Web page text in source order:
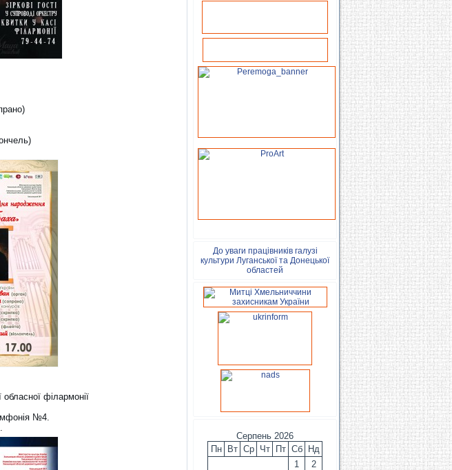
філармонії
№4.
До уваги працівників галузі
культури Луганської та Донецької
областей
Серпень 2026
Пн
Вт Ср Чт Пт Сб
Нд
1
2